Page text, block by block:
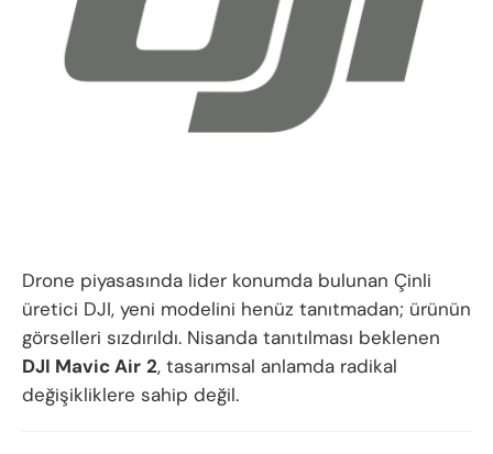
Drone piyasasında lider konumda bulunan Çinli
üretici DJI, yeni modelini henüz tanıtmadan; ürünün
görselleri sızdırıldı. Nisanda tanıtılması beklenen
DJI Mavic Air 2, tasarımsal anlamda radikal
değişikliklere sahip değil.